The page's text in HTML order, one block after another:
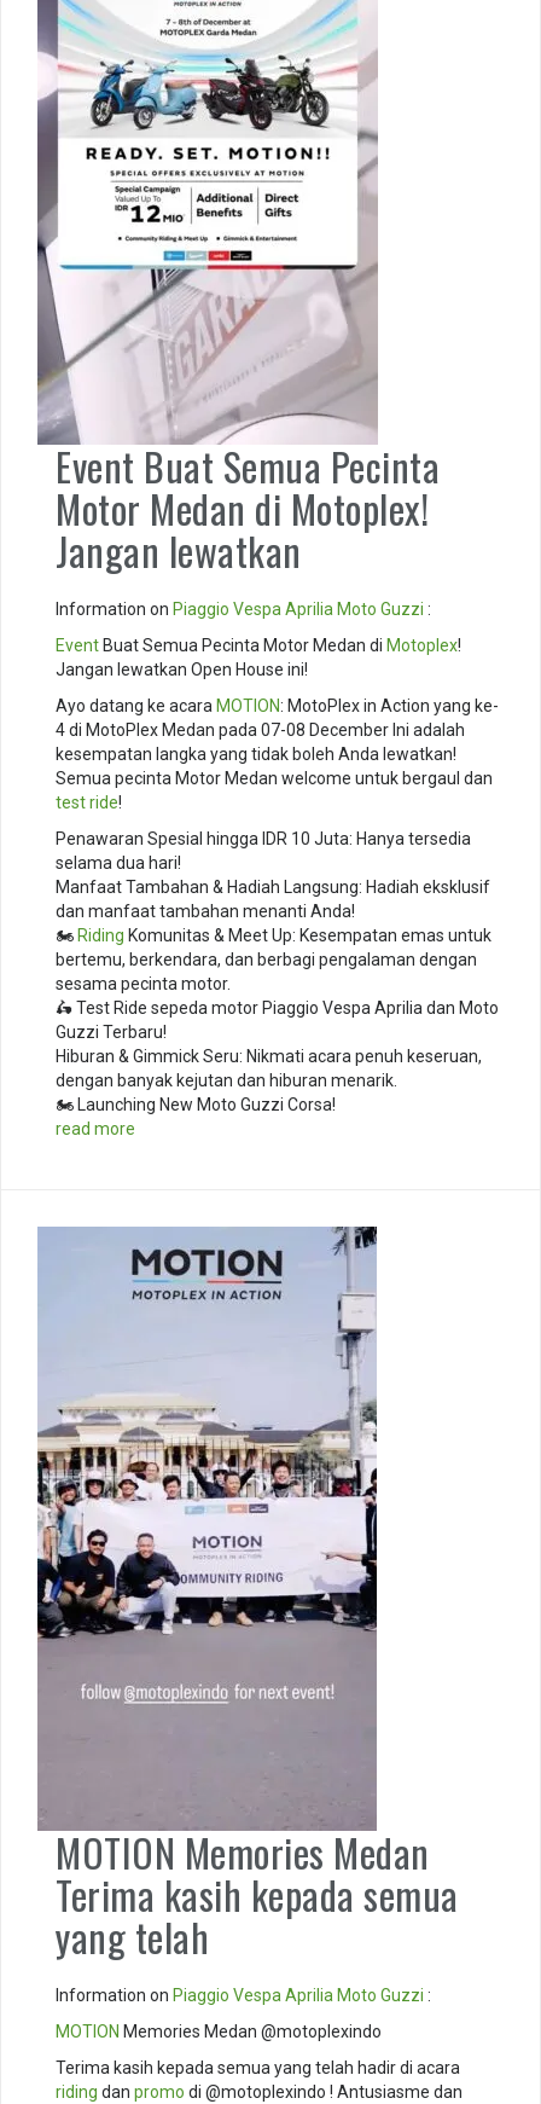
Event Buat Semua Pecinta
Motor Medan di Motoplex!
Jangan lewatkan
Information on Piaggio Vespa Aprilia Moto Guzzi :
Event Buat Semua Pecinta Motor Medan di Motoplex!
Jangan lewatkan Open House ini!
Ayo datang ke acara MOTION: MotoPlex in Action yang ke-
4 di MotoPlex Medan pada 07-08 December Ini adalah
kesempatan langka yang tidak boleh Anda lewatkan!
Semua pecinta Motor Medan welcome untuk bergaul dan
test ride!
Penawaran Spesial hingga IDR 10 Juta: Hanya tersedia
selama dua hari!
Manfaat Tambahan & Hadiah Langsung: Hadiah eksklusif
dan manfaat tambahan menanti Anda!
🏍️ Riding Komunitas & Meet Up: Kesempatan emas untuk
bertemu, berkendara, dan berbagi pengalaman dengan
sesama pecinta motor.
🛵 Test Ride sepeda motor Piaggio Vespa Aprilia dan Moto
Guzzi Terbaru!
Hiburan & Gimmick Seru: Nikmati acara penuh keseruan,
dengan banyak kejutan dan hiburan menarik.
🏍️ Launching New Moto Guzzi Corsa!
read more
MOTION Memories Medan
Terima kasih kepada semua
yang telah
Information on Piaggio Vespa Aprilia Moto Guzzi :
MOTION Memories Medan @motoplexindo
Terima kasih kepada semua yang telah hadir di acara
riding dan promo di @motoplexindo ! Antusiasme dan